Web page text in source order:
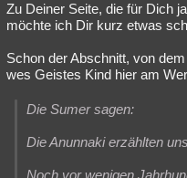
Zu Deiner Seite, die für Dich
möchte ich Dir kurz etwas
Schon der Abschnitt, von
wes Geistes Kind hier am
Die Sumer sagen:
Die Anunnaki erzählten
Noch vor wenigen